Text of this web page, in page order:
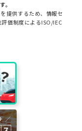
。
提供するため、情報セ
価制度によるISO/IEC